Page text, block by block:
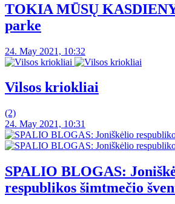
TOKIA MŪSŲ
parke
24. May 2021, 10:32
Vilsos kriokliai
(2)
24. May 2021, 10:31
SPALIO BLOGAS:
respublikos šimtmečio